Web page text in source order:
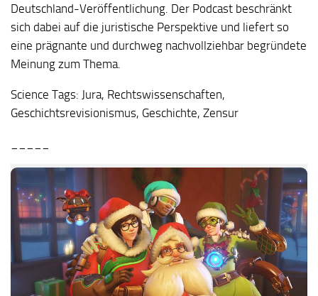
Deutschland-Veröffentlichung. Der Podcast beschränkt
sich dabei auf die juristische Perspektive und liefert so
eine prägnante und durchweg nachvollziehbar begründete
Meinung zum Thema.
Science Tags: Jura, Rechtswissenschaften,
Geschichtsrevisionismus, Geschichte, Zensur